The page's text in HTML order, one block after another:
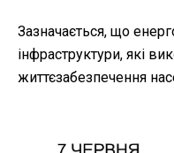
Зазначається, що
інфраструктури, які
життєзабезпечення